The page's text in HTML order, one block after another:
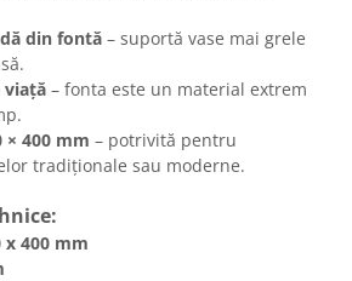
din fontă – suportă vase mai grele
viață – fonta este un material extrem
× 400 mm – potrivită pentru
tradiționale sau moderne.
x 400 mm